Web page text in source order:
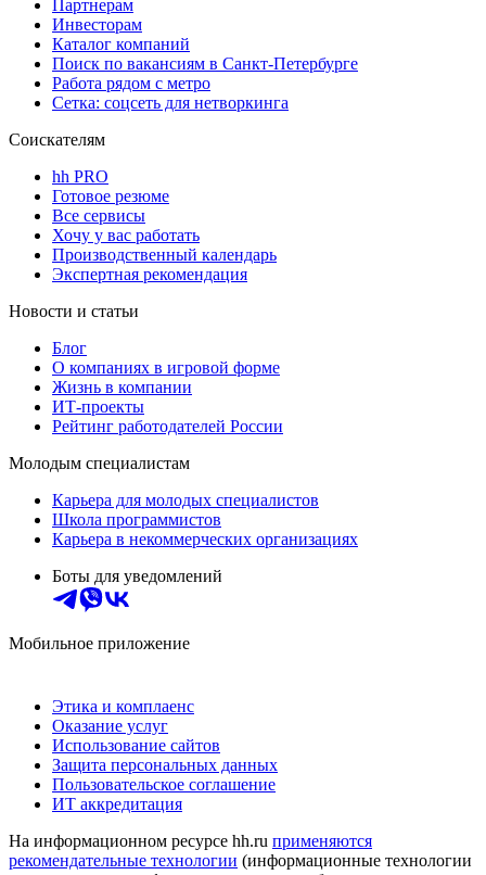
Партнерам
Инвесторам
Каталог компаний
Поиск по вакансиям в Санкт-Петербурге
Работа рядом с метро
Сетка: соцсеть для нетворкинга
Соискателям
hh PRO
Готовое резюме
Все сервисы
Хочу у вас работать
Производственный календарь
Экспертная рекомендация
Новости и статьи
Блог
О компаниях в игровой форме
Жизнь в компании
ИТ-проекты
Рейтинг работодателей России
Молодым специалистам
Карьера для молодых специалистов
Школа программистов
Карьера в некоммерческих организациях
Боты для уведомлений
Мобильное приложение
Этика и комплаенс
Оказание услуг
Использование сайтов
Защита персональных данных
Пользовательское соглашение
ИТ аккредитация
На информационном ресурсе hh.ru применяются
рекомендательные технологии (информационные технологии